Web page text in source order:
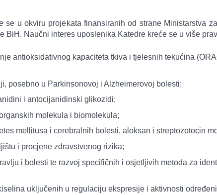
se u okviru projekata finansiranih od strane Ministarstva
BiH. Naučni interes uposlenika Katedre kreće se u više
antioksidativnog kapaciteta tkiva i tjelesnih tekućina
posebno u Parkinsonovoj i Alzheimerovoj bolesti;
i antocijanidinski glikozidi;
molekula i biomolekula;
mellitusa i cerebralnih bolesti, aloksan i streptozotocin
i procjene zdravstvenog rizika;
i bolesti te razvoj specifičnih i osjetljivih metoda za
uključenih u regulaciju ekspresije i aktivnosti